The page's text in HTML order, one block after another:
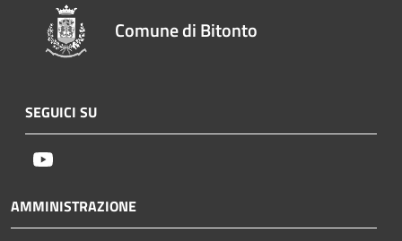
Comune di Bitonto
SEGUICI SU
AMMINISTRAZIONE